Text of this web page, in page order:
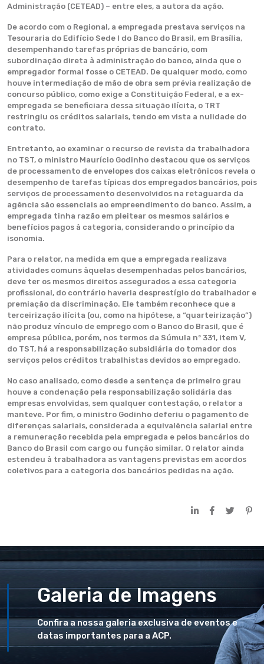
Administração (CETEAD) – entre eles, a autora da ação.
De acordo com o Regional, a empregada prestava serviços na
Tesouraria do Edifício Sede I do Banco do Brasil, em Brasília,
desempenhando tarefas próprias de bancário, com
subordinação direta à administração do banco, ainda que o
empregador formal fosse o CETEAD. De qualquer modo, como
houve intermediação de mão de obra sem prévia realização de
concurso público, como exige a Constituição Federal, e a ex-
empregada se beneficiara dessa situação ilícita, o TRT
restringiu os créditos salariais, tendo em vista a nulidade do
contrato.
Entretanto, ao examinar o recurso de revista da trabalhadora
no TST, o ministro Maurício Godinho destacou que os serviços
de processamento de envelopes dos caixas eletrônicos revela o
desempenho de tarefas típicas dos empregados bancários, pois
serviços de processamento desenvolvidos na retaguarda da
agência são essenciais ao empreendimento do banco. Assim, a
empregada tinha razão em pleitear os mesmos salários e
benefícios pagos à categoria, considerando o princípio da
isonomia.
Para o relator, na medida em que a empregada realizava
atividades comuns àquelas desempenhadas pelos bancários,
deve ter os mesmos direitos assegurados a essa categoria
profissional, do contrário haveria desprestígio do trabalhador e
premiação da discriminação. Ele também reconhece que a
terceirização ilícita (ou, como na hipótese, a “quarteirização”)
não produz vínculo de emprego com o Banco do Brasil, que é
empresa pública, porém, nos termos da Súmula nº 331, item V,
do TST, há a responsabilização subsidiária do tomador dos
serviços pelos créditos trabalhistas devidos ao empregado.
No caso analisado, como desde a sentença de primeiro grau
houve a condenação pela responsabilização solidária das
empresas envolvidas, sem qualquer contestação, o relator a
manteve. Por fim, o ministro Godinho deferiu o pagamento de
diferenças salariais, considerada a equivalência salarial entre
a remuneração recebida pela empregada e pelos bancários do
Banco do Brasil com cargo ou função similar. O relator ainda
estendeu à trabalhadora as vantagens previstas em acordos
coletivos para a categoria dos bancários pedidas na ação.
Galeria de Imagens
Confira a nossa galeria exclusiva de eventos e
datas importantes para a ACP.